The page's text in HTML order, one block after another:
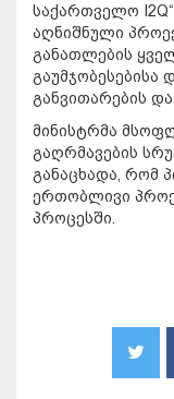
საქართველო
აღნიშნული
განათლების
გაუმჯობესებისა
განვითარების
მინისტრმა
გაღრმავების
განაცხადა, რომ
ერთობლივი
პროცესში.